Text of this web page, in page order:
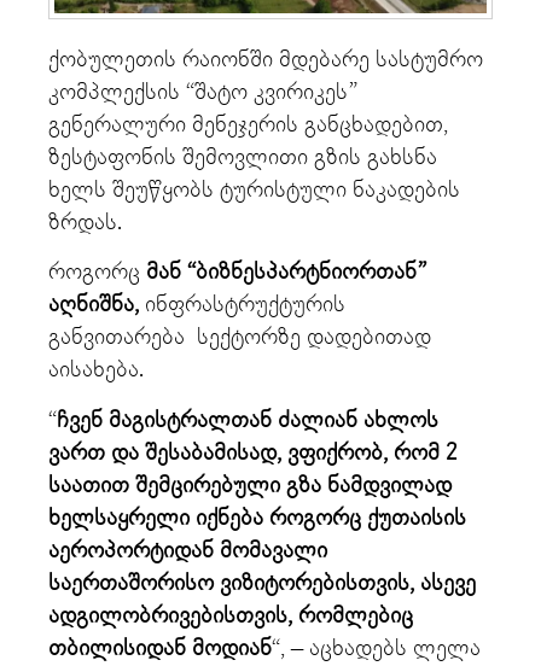
ქობულეთის რაიონში მდებარე სასტუმრო
კომპლექსის “შატო კვირიკეს”
გენერალური მენეჯერის განცხადებით,
ზესტაფონის შემოვლითი გზის გახსნა
ხელს შეუწყობს ტურისტული ნაკადების
ზრდას.
როგორც მან “ბიზნესპარტნიორთან”
აღნიშნა, ინფრასტრუქტურის
განვითარება სექტორზე დადებითად
აისახება.
“ჩვენ მაგისტრალთან ძალიან ახლოს
ვართ და შესაბამისად, ვფიქრობ, რომ 2
საათით შემცირებული გზა ნამდვილად
ხელსაყრელი იქნება როგორც ქუთაისის
აეროპორტიდან მომავალი
საერთაშორისო ვიზიტორებისთვის, ასევე
ადგილობრივებისთვის, რომლებიც
თბილისიდან მოდიან“, – აცხადებს ლელა